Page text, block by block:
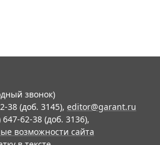
звонок)
38 (доб. 3145), editor@garant.ru
62-38 (доб. 3136),
возможности сайта